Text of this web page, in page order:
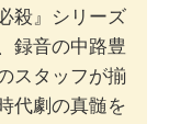
殺』シリーズ
録音の中路豊
スタッフが揃
代劇の真髄を